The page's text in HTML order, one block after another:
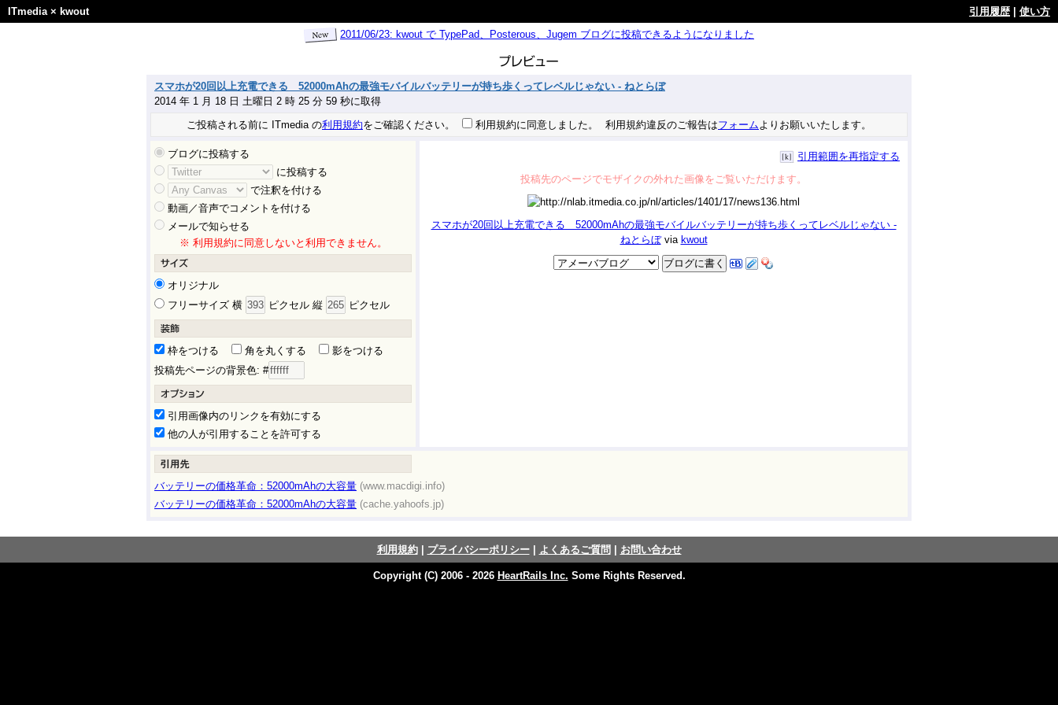
ITmedia× kwout 引用履歴
使い方
2011/06/23: kwout で TypePad、Posterous、Jugem ブログに投稿できるようになりました
スマホが20回以上充電できる 52000mAhの最強モバイルバッテリーが持ち歩くってレベルじゃない - ねとらぼ
2014 年 1 月 18 日 土曜日 2 時 25 分 59 秒に取得
ご投稿される前に ITmedia の利用規約をご確認ください。 利用規約に同意しました。 利用規約違反のご報告はフォーム よりお願いいたします。
ブログに投稿する
に投稿する
で注釈を付ける
動画／音声でコメントを付ける
メールで知らせる
※ 利用規約に同意しないと利用できません。
オリジナル
フリーサイズ 横
ピクセル 縦 ピクセル
枠をつける 角を丸くする
影をつける
投稿先ページの背景色: #
引用画像内のリンクを有効にする
他の人が引用することを許可する
引用範囲を再指定する
投稿先のページでモザイクの外れた画像をご覧いただけます。
スマホが20回以上充電できる 52000mAhの最強モバイルバッテリーが持ち歩くってレベルじゃない -
ねとらぼvia kwout
バッテリーの価格革命：52000mAhの大容量 (www.macdigi.info)
バッテリーの価格革命：52000mAhの大容量 (cache.yahoofs.jp)
利用規約| プライバシーポリシー| よくあるご質問 | お問い合わせ
Copyright (C) 2006 - 2026 HeartRails Inc. Some Rights Reserved.